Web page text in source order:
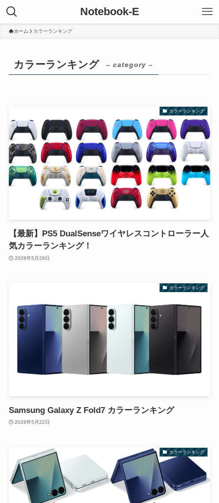
Notebook-E
ホーム カラーランキング
カラーランキング – category –
カラーランキング
【最新】PS5 DualSenseワイヤレスコントローラー人
気カラーランキング！
2026年5月29日
カラーランキング
Samsung Galaxy Z Fold7 カラーランキング
2026年5月22日
カラーランキング